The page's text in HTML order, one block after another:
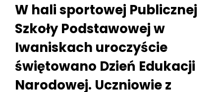
W hali sportowej Publicznej
Szkoły Podstawowej w
Iwaniskach uroczyście
świętowano Dzień Edukacji
Narodowej. Uczniowie z